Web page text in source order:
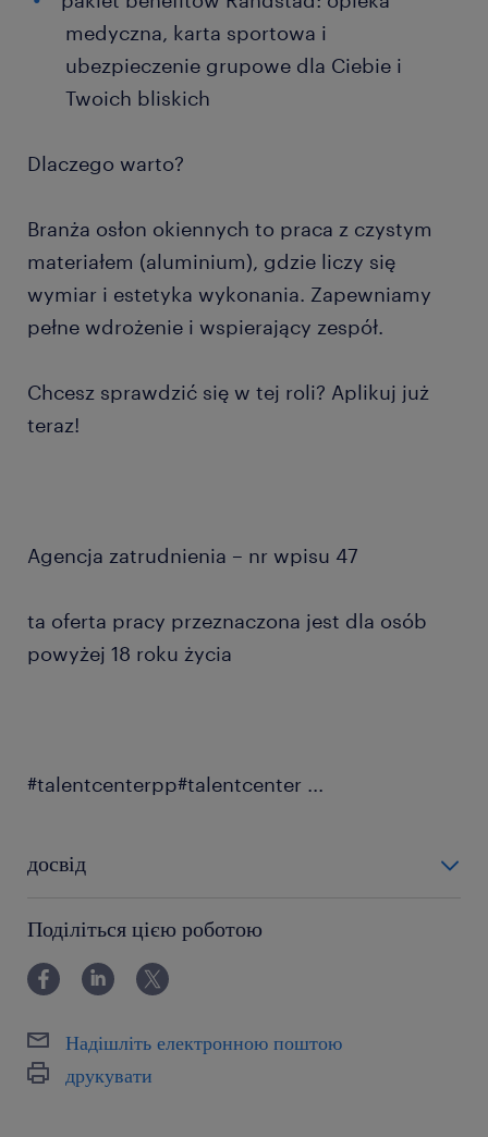
medyczna, karta sportowa i
ubezpieczenie grupowe dla Ciebie i
Twoich bliskich
Dlaczego warto?
Branża osłon okiennych to praca z czystym
materiałem (aluminium), gdzie liczy się
wymiar i estetyka wykonania. Zapewniamy
pełne wdrożenie i wspierający zespół.
Chcesz sprawdzić się w tej roli? Aplikuj już
teraz!
Agencja zatrudnienia – nr wpisu 47
ta oferta pracy przeznaczona jest dla osób
powyżej 18 roku życia
#talentcenterpp#talentcenter ...
досвід
Поділіться цією роботою
Надішліть електронною поштою
друкувати